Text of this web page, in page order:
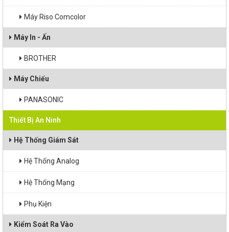
Máy Riso Comcolor
Máy In - Ấn
BROTHER
Máy Chiếu
PANASONIC
Thiết Bị An Ninh
Hệ Thống Giám Sát
Hệ Thống Analog
Hệ Thống Mạng
Phụ Kiện
Kiểm Soát Ra Vào